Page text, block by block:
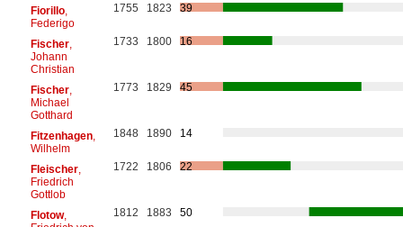
Fiorillo,
Federigo
1755 1823 39
Fischer,
Johann
Christian
1733 1800 16
Fischer,
Michael
Gotthard
1773 1829 45
Fitzenhagen,
Wilhelm
1848 1890 14
Fleischer,
Friedrich
Gottlob
1722 1806 22
Flotow,
1812 1883 50